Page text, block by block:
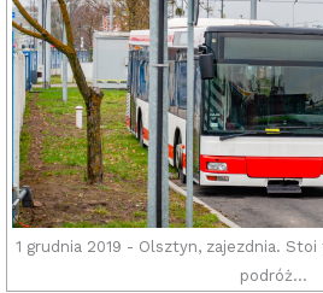
1 grudnia 2019 - Olsztyn, zajezdnia.
podróż...